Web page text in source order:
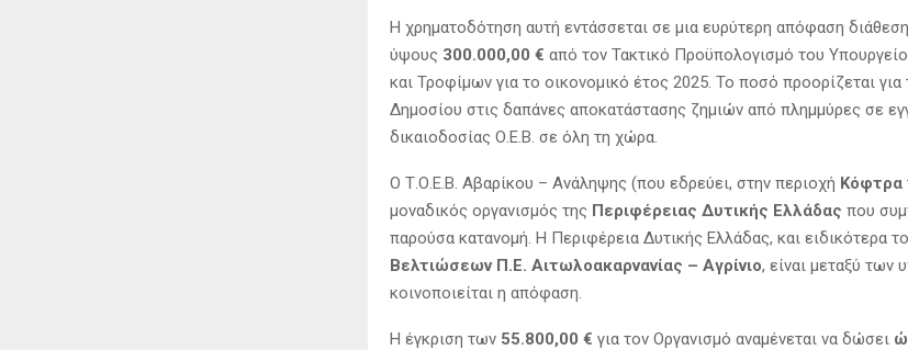
Η χρηματοδότηση αυτή εντάσσεται σε μια ευρύτερη απόφαση
ύψους 300.000,00 € από τον Τακτικό Προϋπολογισμό του
και Τροφίμων για το οικονομικό έτος 2025. Το ποσό προορίζεται
Δημοσίου στις δαπάνες αποκατάστασης ζημιών από πλημμύρες σε
δικαιοδοσίας Ο.Ε.Β. σε όλη τη χώρα.
Ο Τ.Ο.Ε.Β. Αβαρίκου – Ανάληψης (που εδρεύει, στην περιοχή Κόφτρα
μοναδικός οργανισμός της Περιφέρειας Δυτικής Ελλάδας που
παρούσα κατανομή. Η Περιφέρεια Δυτικής Ελλάδας, και ειδικότερα το
Βελτιώσεων Π.Ε. Αιτωλοακαρνανίας – Αγρίνιο, είναι μεταξύ των
κοινοποιείται η απόφαση.
Η έγκριση των 55.800,00 € για τον Οργανισμό αναμένεται να δώσει